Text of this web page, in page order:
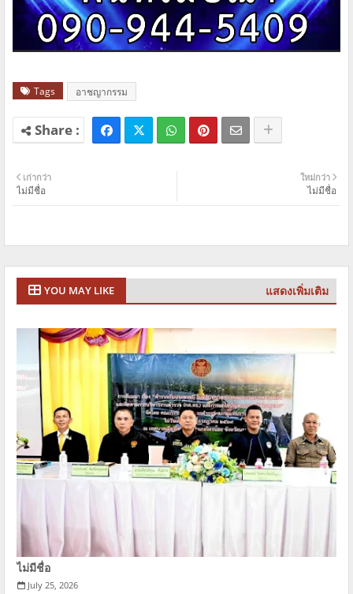
Tags อาชญากรรม
ใหม่กว่า
ไม่มีชื่อ
เก่ากว่า
ไม่มีชื่อ
YOU MAY LIKE แสดงเพิ่มเติม
ไม่มีชื่อ
July 25, 2026